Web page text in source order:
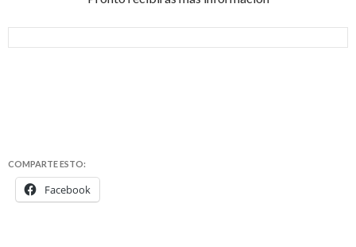
COMPARTE ESTO:
Facebook